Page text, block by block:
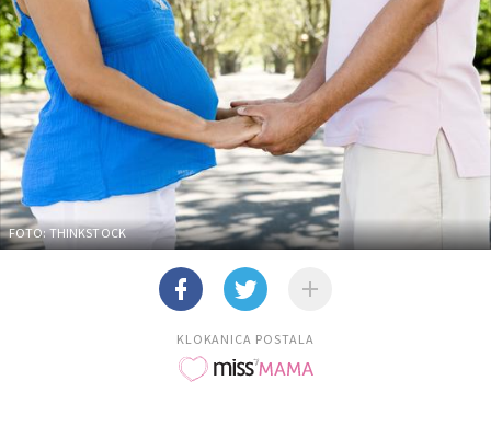
FOTO: THINKSTOCK
KLOKANICA POSTALA